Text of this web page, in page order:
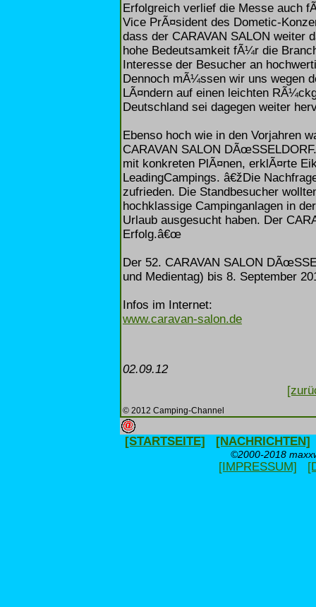
Erfolgreich verlief die Messe auch
Vice PrÃ¤sident des Dometic-
dass der CARAVAN SALON weiter
hohe Bedeutsamkeit fÃ¼r die
Interesse der Besucher an
Dennoch mÃ¼ssen wir uns wegen
LÃ¤ndern auf einen leichten
Deutschland sei dagegen weiter
Ebenso hoch wie in den Vorjahren
CARAVAN SALON
mit konkreten PlÃ¤nen, erklÃ¤rte
LeadingCampings. â€žDie
zufrieden. Die Standbesucher
hochklassige Campinganlagen in
Urlaub ausgesucht haben. Der
Erfolg.â€œ
Der 52. CARAVAN SALON
und Medientag) bis 8. September
Infos im Internet:
www.caravan-salon.de
02.09.12
© 2012 Camping-Channel
[STARTSEITE] [NACHRICHTEN]
©2000-2018
[IMPRESSUM]